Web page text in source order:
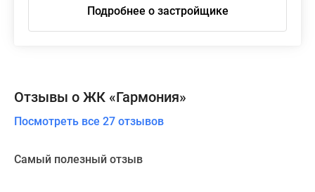
Подробнее о застройщике
Отзывы о ЖК «Гармония»
Посмотреть все 27 отзывов
Самый полезный отзыв